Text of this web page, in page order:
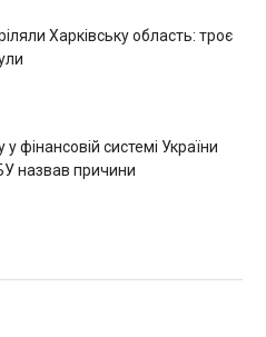
Харківську область: троє
у фінансовій системі України
назвав причини